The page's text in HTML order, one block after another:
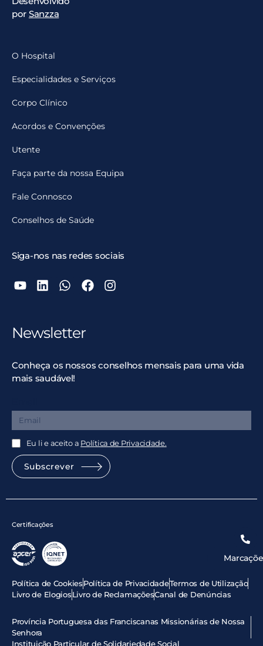
por Sanzza
O Hospital
Especialidades e Serviços
Corpo Clínico
Acordos e Convenções
Utente
Faça parte da nossa Equipa
Fale Connosco
Conselhos de Saúde
Siga-nos nas redes sociais
Newsletter
Conheça os nossos conselhos mensais para uma vida
mais saudável!
Eu li e aceito a Política de Privacidade.
Subscrever
Certificações
Política de CookiesPolítica de PrivacidadeTermos de Utilização
Livro de ElogiosLivro de ReclamaçõesCanal de Denúncias
Província Portuguesa das Franciscanas Missionárias de Nossa
Senhora
Instituição Particular de Solidariedade Social